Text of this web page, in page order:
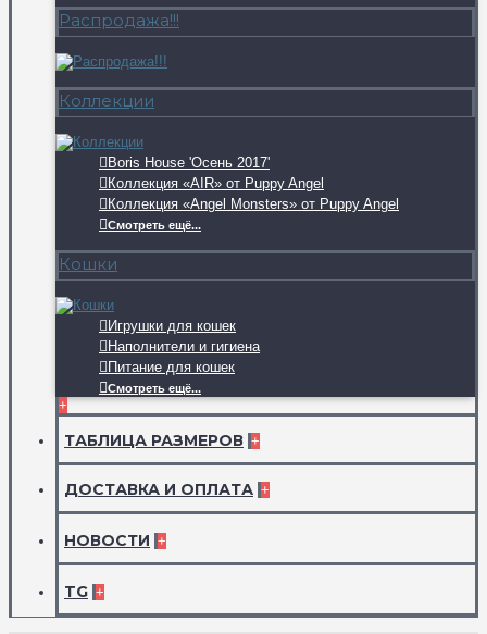
Распродажа!!!
Коллекции
Boris House 'Осень 2017'
Коллекция «AIR» от Puppy Angel
Коллекция «Angel Monsters» от Puppy Angel
Смотреть ещё...
Кошки
Игрушки для кошек
Наполнители и гигиена
Питание для кошек
Смотреть ещё...
+
ТАБЛИЦА РАЗМЕРОВ +
ДОСТАВКА И ОПЛАТА +
НОВОСТИ +
TG +